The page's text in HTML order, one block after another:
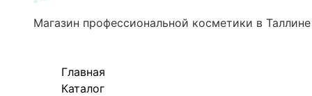
Магазин профессиональной косметики в Таллине
Главная
Каталог